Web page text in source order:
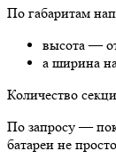
По габаритам
высота —
а ширина
Количество
По запросу —
батареи не